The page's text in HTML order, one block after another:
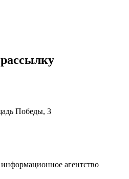
Победы, 3
агентство